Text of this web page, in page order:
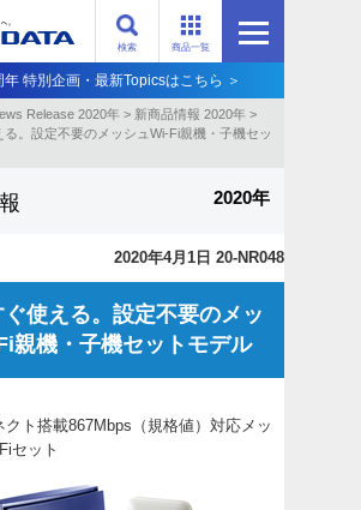
商品一覧
検索
特別企画・最新Topicsはこちら ＞
Release 2020年 > 新商品情報 2020年 >
る。設定不要のメッシュWi-Fi親機・子機セッ
2020年
2020年4月1日 20-NR048
使える。設定不要のメッ
親機・子機セットモデル
クト搭載867Mbps（規格値）対応メッ
セット